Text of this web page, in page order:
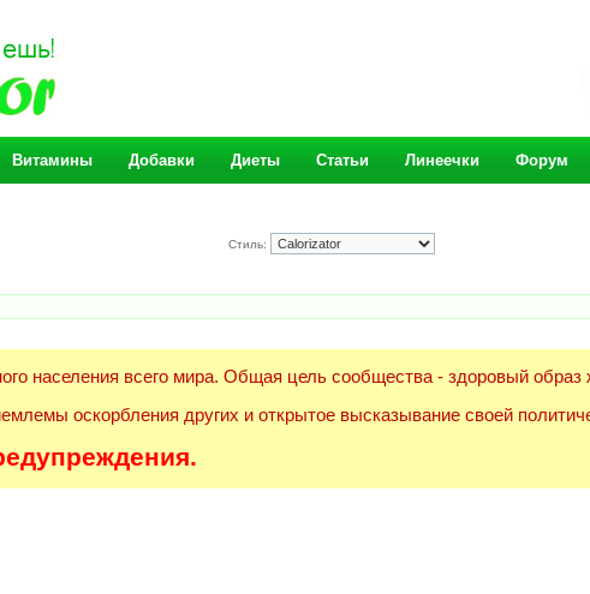
Витамины Добавки Диеты Статьи Линеечки Форум
Стиль:
населения всего мира. Общая цель сообщества - здоровый образ
оскорбления других и открытое высказывание своей